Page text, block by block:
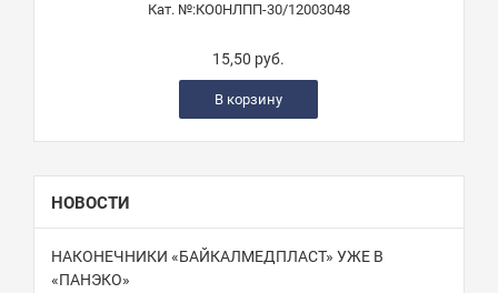
Кат. №:КО0НЛПП-30/12003048
15,50 руб.
В корзину
НОВОСТИ
НАКОНЕЧНИКИ «БАЙКАЛМЕДПЛАСТ» УЖЕ В
«ПАНЭКО»